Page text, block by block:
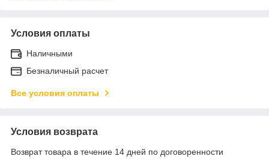
Условия оплаты
Наличными
Безналичный расчет
Все условия оплаты
Условия возврата
Возврат товара в течение 14 дней по договоренности